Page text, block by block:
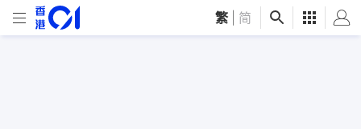
繁 简